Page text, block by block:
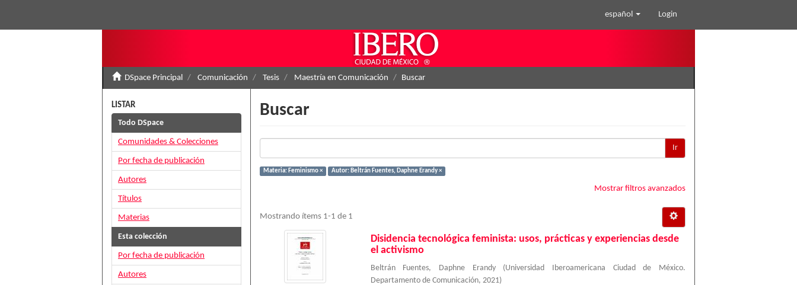
español Login
DSpace Principal Comunicación Tesis Maestría en Comunicación Buscar
Buscar
Ir
Materia: Feminismo × Autor: Beltrán Fuentes, Daphne Erandy ×
Mostrar filtros avanzados
Mostrando ítems 1-1 de 1
Disidencia tecnológica feminista: usos, prácticas y experiencias desde
el activismo
Beltrán Fuentes, Daphne Erandy (Universidad Iberoamericana Ciudad de México.
Departamento de Comunicación, 2021)
LISTAR
Todo DSpace
Comunidades & Colecciones
Por fecha de publicación
Autores
Títulos
Materias
Esta colección
Por fecha de publicación
Autores